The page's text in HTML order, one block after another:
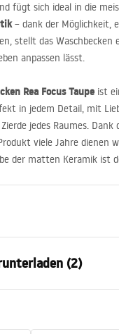
fügt sich ideal in die
– dank der Möglichkeit,
stellt das Waschbecken
anpassen lässt.
Rea Focus Taupe ist
in jedem Detail, mit
jedes Raumes.
viele Jahre dienen
der matten Keramik ist
(2)